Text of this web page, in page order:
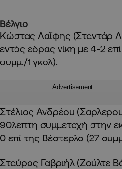
Βέλγιο
Κώστας Λαΐφης (Σταντάρ
εντός έδρας νίκη με 4-2
συμμ./1 γκολ).
Advertisement
Στέλιος Ανδρέου
90λεπτη συμμετοχή στην
0 επί της Βέστερλο (27
Σταύρος Γαβριήλ (Ζούλτε